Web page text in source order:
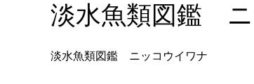
淡水魚類図鑑
淡水魚類図鑑 ニッコウイワナ